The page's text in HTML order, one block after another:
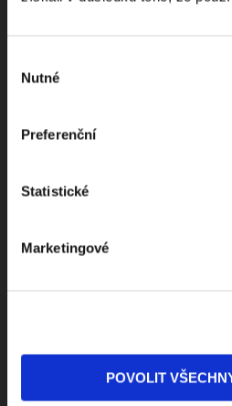
souhlasu
Nutné
Preferenční
Statistické
Marketingové
POVOLIT
Dostávejte od nás